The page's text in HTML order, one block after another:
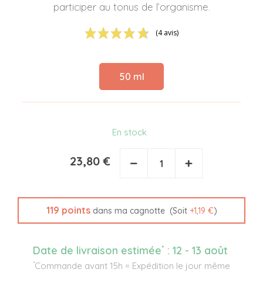
participer au tonus de l’organisme.
(4 avis)
50 ml
En stock
23,80 € − +
119 pointsdans ma cagnotte (Soit +1,19 €)
Date de livraison estimée* : 12 - 13 août
*Commande avant 15h = Expédition le jour même